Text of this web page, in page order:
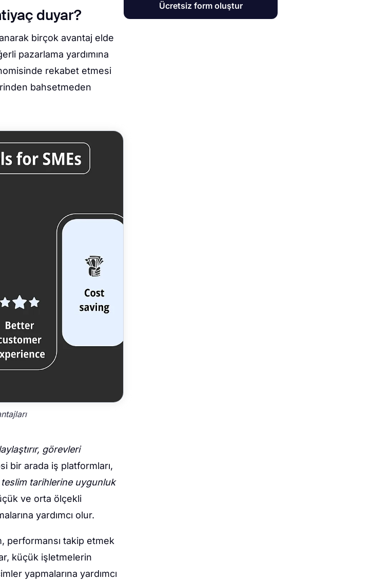
duyar?
birçok avantaj elde
pazarlama yardımına
rekabet etmesi
bahsetmeden
görevleri
bir arada iş platformları,
teslim tarihlerine uygunluk
ve orta ölçekli
yardımcı olur.
performansı takip etmek
küçük işletmelerin
yapmalarına yardımcı
Ücretsiz form oluştur